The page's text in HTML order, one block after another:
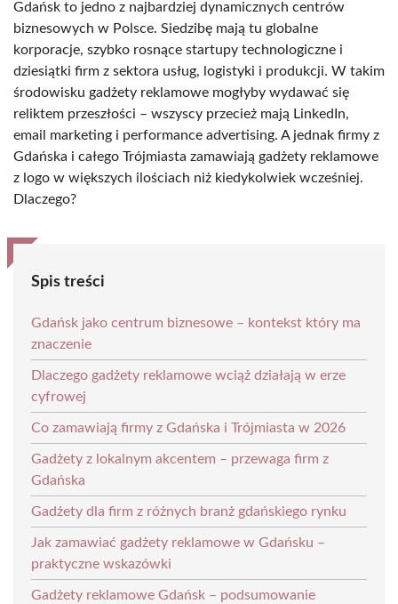
Gdańsk to jedno z najbardziej dynamicznych centrów
biznesowych w Polsce. Siedzibę mają tu globalne
korporacje, szybko rosnące startupy technologiczne i
dziesiątki firm z sektora usług, logistyki i produkcji. W takim
środowisku gadżety reklamowe mogłyby wydawać się
reliktem przeszłości – wszyscy przecież mają LinkedIn,
email marketing i performance advertising. A jednak firmy z
Gdańska i całego Trójmiasta zamawiają gadżety reklamowe
z logo w większych ilościach niż kiedykolwiek wcześniej.
Dlaczego?
Spis treści
Gdańsk jako centrum biznesowe – kontekst który ma
znaczenie
Dlaczego gadżety reklamowe wciąż działają w erze
cyfrowej
Co zamawiają firmy z Gdańska i Trójmiasta w 2026
Gadżety z lokalnym akcentem – przewaga firm z
Gdańska
Gadżety dla firm z różnych branż gdańskiego rynku
Jak zamawiać gadżety reklamowe w Gdańsku –
praktyczne wskazówki
Gadżety reklamowe Gdańsk – podsumowanie